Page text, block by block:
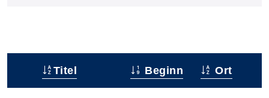
Status
Titel Beginn Ort